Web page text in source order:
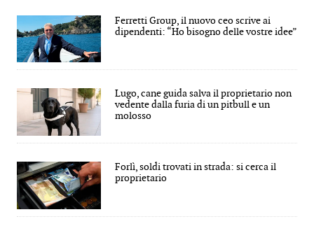
Ferretti Group, il nuovo ceo scrive ai
dipendenti: “Ho bisogno delle vostre idee”
Lugo, cane guida salva il proprietario non
vedente dalla furia di un pitbull e un
molosso
Forlì, soldi trovati in strada: si cerca il
proprietario